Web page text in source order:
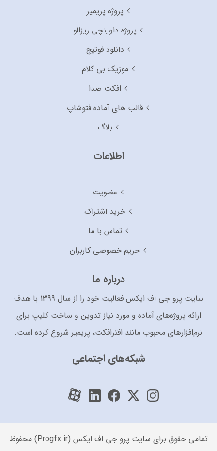
پروژه پریمیر
پروژه داوینچی ریزالو
دانلود فوتیج
موزیک بی کلام
افکت صدا
قالب های آماده فتوشاپ
بلاگ
اطلاعات
عضویت
خرید اشتراک
تماس با ما
حریم خصوصی کاربران
درباره ما
سایت پرو جی اف ایکس فعالیت خود را از سال 1399 با هدف
ارائه پروژه‌های آماده و مورد نیاز تدوین و ساخت کلیپ برای
نرم‌افزارهای محبوب مانند افترافکت، پریمیر شروع کرده است.
شبکه‌های اجتماعی
تمامی حقوق برای سایت پرو جی اف ایکس (Progfx.ir) محفوظ